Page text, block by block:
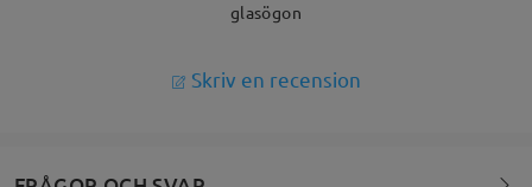
glasögon
Skriv en recension